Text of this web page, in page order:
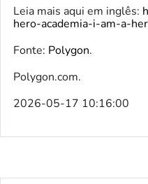
Leia mais aqui em inglês:
hero-academia-i-am-a-
Fonte: Polygon.
Polygon.com.
2026-05-17 10:16:00